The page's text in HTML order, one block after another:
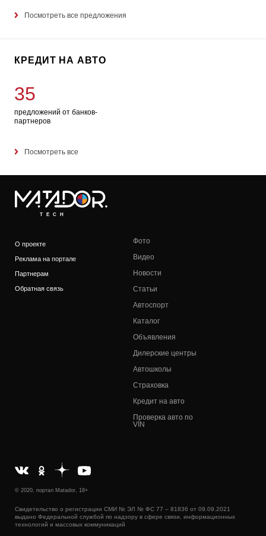
Посмотреть все предложения
КРЕДИТ НА АВТО
35
предложений от банков-
партнеров
Посмотреть все
TECH
О проекте
Реклама на портале
Партнерам
Обратная связь
Фото
Видео
Новости
Статьи
Автоспорт
Каталог
Объявления
Дилерские центры
Автошколы
Страховка
Кредит на авто
Проверка авто по
VIN
© 2020, портал Matador, 18+
Свидетельство о регистрации СМИ № ЭЛ № ФС 77 – 81836 от 09.09.2021
выдано Федеральной службой по надзору в сфере связи, информационных
технологий и массовых коммуникаций